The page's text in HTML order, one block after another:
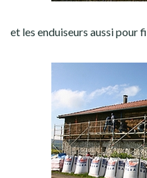
et les enduiseurs aussi pour